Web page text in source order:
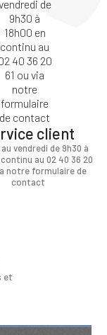
client
vendredi de 9h30 à
continu au 02 40 36 20
notre formulaire de
contact
et